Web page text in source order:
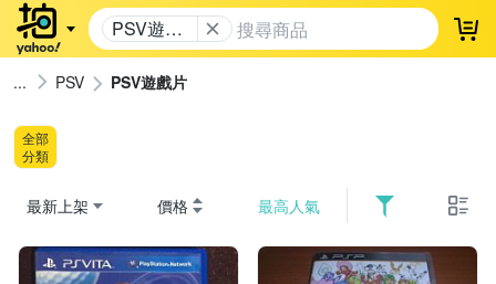
PSV遊戲
片
登
PSV PSV遊戲片
全部
分類
最新上架 價格 最高人氣